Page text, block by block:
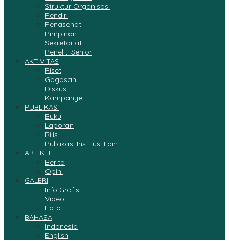
Struktur Organisasi
Pendiri
Penasehat
Pimpinan
Sekretariat
Peneliti Senior
AKTIVITAS
Riset
Gagasan
Diskusi
Kampanye
PUBLIKASI
Buku
Laporan
Rilis
Publikasi Institusi Lain
ARTIKEL
Berita
Opini
GALERI
Info Grafis
Video
Foto
BAHASA
Indonesia
English